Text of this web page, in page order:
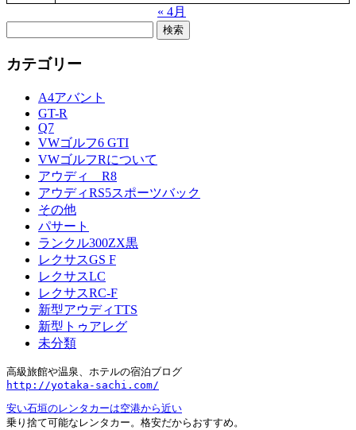
« 4月
カテゴリー
A4アバント
GT-R
Q7
VWゴルフ6 GTI
VWゴルフRについて
アウディ R8
アウディRS5スポーツバック
その他
パサート
ランクル300ZX黒
レクサスGS F
レクサスLC
レクサスRC-F
新型アウディTTS
新型トゥアレグ
未分類
http://yotaka-sachi.com/
安い石垣のレンタカーは空港から近い
乗り捨て可能なレンタカー。格安だからおすすめ。